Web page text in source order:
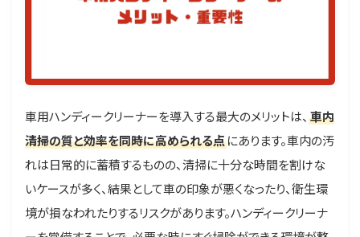
車用ハンディークリーナーを導入する最大のメリットは、 車内
清掃の質と効率を同時に高められる点にあります。車内の汚
れは日常的に蓄積するものの、清掃に十分な時間を割けな
いケースが多く、結果として車の印象が悪くなったり、衛生環
境が損なわれたりするリスクがあります。ハンディークリーナ